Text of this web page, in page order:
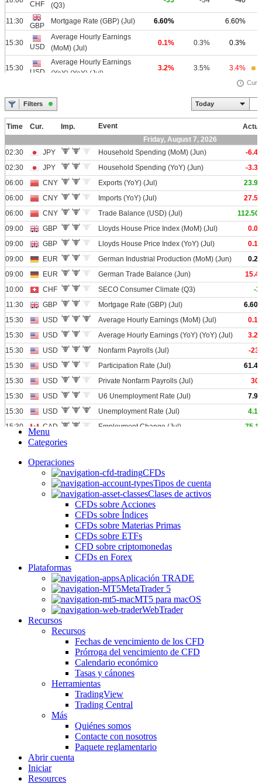
Menu
Categories
Operaciones
CFDs
Tipos de cuenta
Clases de activos
CFDs sobre Acciones
CFDs sobre Índices
CFDs sobre Materias Primas
CFDs sobre ETFs
CFD sobre criptomonedas
CFDs en Forex
Plataformas
Aplicación TRADE
MetaTrader 5
MT5 para macOS
WebTrader
Recursos
Recursos
Fechas de vencimiento de los CFD
Prórroga del vencimiento de CFD
Calendario económico
Tasas y cánones
Herramientas
TradingView
Trading Central
Más
Quiénes somos
Contacte con nosotros
Paquete reglamentario
Abrir cuenta
Iniciar
Resources